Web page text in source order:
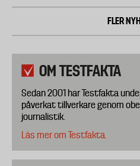
FLER
OM TESTFAKTA
Sedan 2001 har Testfakta
påverkat tillverkare genom
journalistik.
Läs mer om Testfakta.